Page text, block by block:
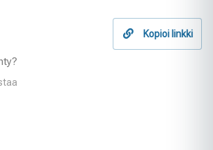
Kopioi linkki